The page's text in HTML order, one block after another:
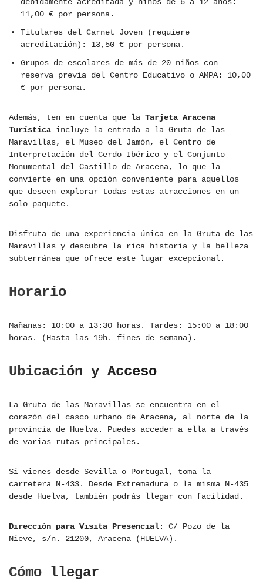
debidamente acreditada y niños de 6 a 12 años:
11,00 € por persona.
Titulares del Carnet Joven (requiere
acreditación): 13,50 € por persona.
Grupos de escolares de más de 20 niños con
reserva previa del Centro Educativo o AMPA: 10,00
€ por persona.
Además, ten en cuenta que la Tarjeta Aracena
Turística incluye la entrada a la Gruta de las
Maravillas, el Museo del Jamón, el Centro de
Interpretación del Cerdo Ibérico y el Conjunto
Monumental del Castillo de Aracena, lo que la
convierte en una opción conveniente para aquellos
que deseen explorar todas estas atracciones en un
solo paquete.
Disfruta de una experiencia única en la Gruta de las
Maravillas y descubre la rica historia y la belleza
subterránea que ofrece este lugar excepcional.
Horario
Mañanas: 10:00 a 13:30 horas. Tardes: 15:00 a 18:00
horas. (Hasta las 19h. fines de semana).
Ubicación y Acceso
La Gruta de las Maravillas se encuentra en el
corazón del casco urbano de Aracena, al norte de la
provincia de Huelva. Puedes acceder a ella a través
de varias rutas principales.
Si vienes desde Sevilla o Portugal, toma la
carretera N-433. Desde Extremadura o la misma N-435
desde Huelva, también podrás llegar con facilidad.
Dirección para Visita Presencial: C/ Pozo de la
Nieve, s/n. 21200, Aracena (HUELVA).
Cómo llegar